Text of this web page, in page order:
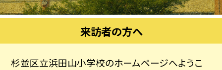
来訪者の方へ
杉並区立浜田山小学校のホームページへようこ